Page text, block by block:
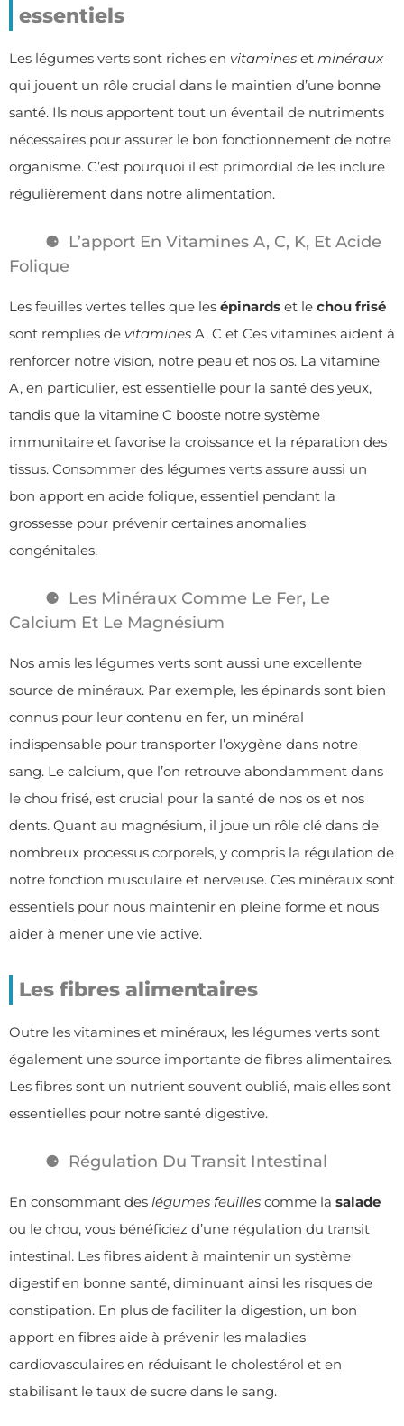
essentiels
Les légumes verts sont riches en vitamines et minéraux
qui jouent un rôle crucial dans le maintien d’une bonne
santé. Ils nous apportent tout un éventail de nutriments
nécessaires pour assurer le bon fonctionnement de notre
organisme. C’est pourquoi il est primordial de les inclure
régulièrement dans notre alimentation.
L’apport En Vitamines A, C, K, Et Acide
Folique
Les feuilles vertes telles que les épinards et le chou frisé
sont remplies de vitamines A, C et Ces vitamines aident à
renforcer notre vision, notre peau et nos os. La vitamine
A, en particulier, est essentielle pour la santé des yeux,
tandis que la vitamine C booste notre système
immunitaire et favorise la croissance et la réparation des
tissus. Consommer des légumes verts assure aussi un
bon apport en acide folique, essentiel pendant la
grossesse pour prévenir certaines anomalies
congénitales.
Les Minéraux Comme Le Fer, Le
Calcium Et Le Magnésium
Nos amis les légumes verts sont aussi une excellente
source de minéraux. Par exemple, les épinards sont bien
connus pour leur contenu en fer, un minéral
indispensable pour transporter l’oxygène dans notre
sang. Le calcium, que l’on retrouve abondamment dans
le chou frisé, est crucial pour la santé de nos os et nos
dents. Quant au magnésium, il joue un rôle clé dans de
nombreux processus corporels, y compris la régulation de
notre fonction musculaire et nerveuse. Ces minéraux sont
essentiels pour nous maintenir en pleine forme et nous
aider à mener une vie active.
Les fibres alimentaires
Outre les vitamines et minéraux, les légumes verts sont
également une source importante de fibres alimentaires.
Les fibres sont un nutrient souvent oublié, mais elles sont
essentielles pour notre santé digestive.
Régulation Du Transit Intestinal
En consommant des légumes feuilles comme la salade
ou le chou, vous bénéficiez d’une régulation du transit
intestinal. Les fibres aident à maintenir un système
digestif en bonne santé, diminuant ainsi les risques de
constipation. En plus de faciliter la digestion, un bon
apport en fibres aide à prévenir les maladies
cardiovasculaires en réduisant le cholestérol et en
stabilisant le taux de sucre dans le sang.